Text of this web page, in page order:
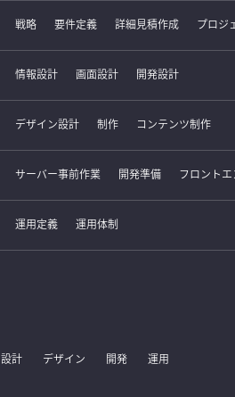
戦略 要件定義 詳細見積作成 プロジ
情報設計 画面設計 開発設計
デザイン設計 制作 コンテンツ制作
サーバー事前作業 開発準備 フロントエ
運用定義 運用体制
設計 デザイン 開発 運用